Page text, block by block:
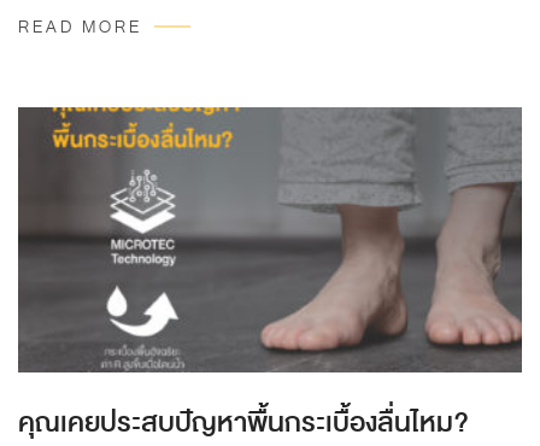
READ MORE
คุณเคยประสบปัญหาพื้นกระเบื้องลื่นไหม?